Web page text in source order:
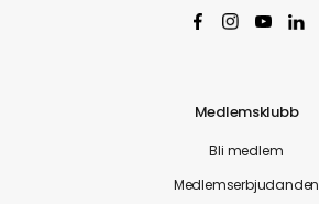
Medlemsklubb
Bli medlem
Medlemserbjudanden